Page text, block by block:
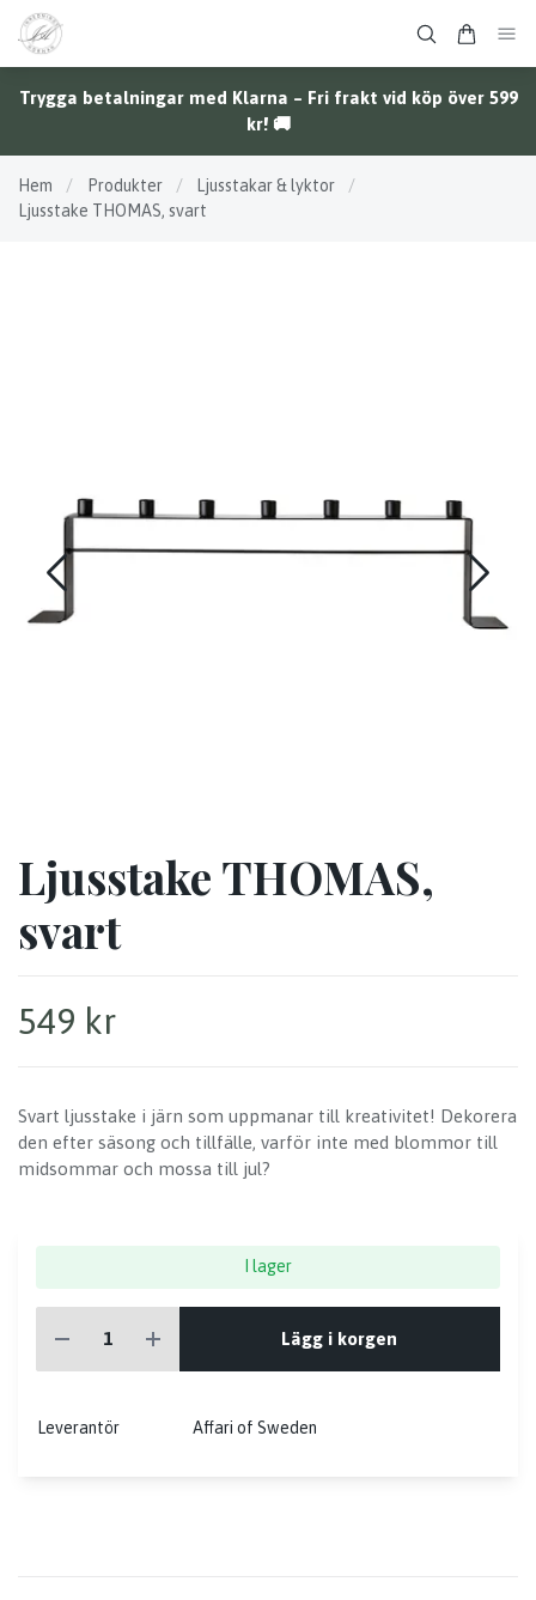
Trygga betalningar med Klarna – Fri frakt vid köp över 599
kr! 🚚
Hem / Produkter / Ljusstakar & lyktor
/
Ljusstake THOMAS, svart
Ljusstake THOMAS,
svart
549 kr
Svart ljusstake i järn som uppmanar till kreativitet! Dekorera
den efter säsong och tillfälle, varför inte med blommor till
midsommar och mossa till jul?
I lager
Lägg i korgen
Leverantör Affari of Sweden